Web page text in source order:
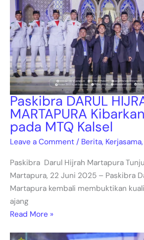
Paskibra DARUL
MARTAPURA
pada MTQ Kalsel
Leave a Comment / Berita, Kerjasama,
Paskibra Darul Hijrah Martapura
Martapura, 22 Juni 2025 – Paskibra
Martapura kembali membuktikan
ajang
Read More »